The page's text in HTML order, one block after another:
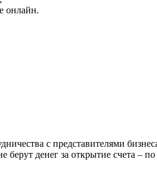
онлайн.
с представителями
денег за открытие счета